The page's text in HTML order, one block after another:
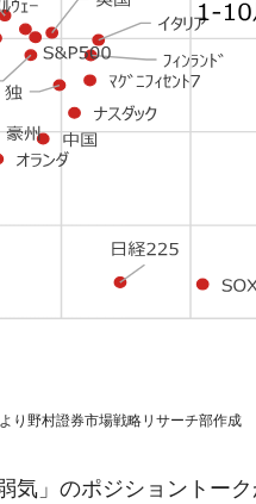
り野村證券市場戦略リサーチ部作成
気」のポジショントー